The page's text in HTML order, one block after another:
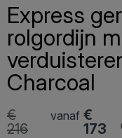
Express
rolgordijn
Charcoal
vanaf €
173
€
216